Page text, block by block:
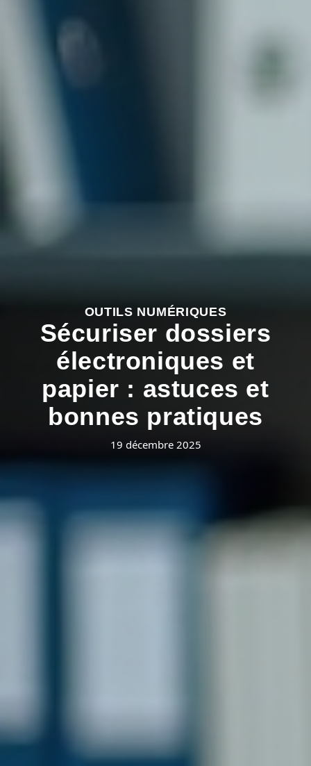
OUTILS NUMÉRIQUES
Sécuriser dossiers
électroniques et
papier : astuces et
bonnes pratiques
19 décembre 2025